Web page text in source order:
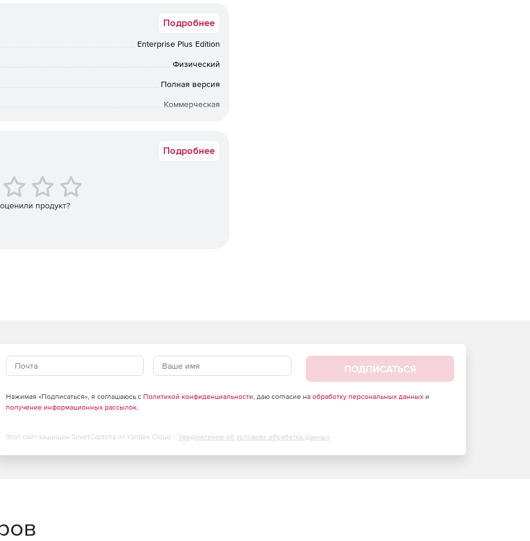
Manager Base Edition.
продукт который обновляет версию программы RSA
Authentication Manager Enterprise Edition.С помощью
затем обрабатываются администраторами,
двухфакторной аутентификации
поддерживаемых решений VPN, беспроводных сетей,
Подробнее
Enterprise Plus Edition
Физический
Полная версия
Коммерческая
Подробнее
продукт?
ПОДПИСАТЬСЯ
Нажимая «Подписаться», я соглашаюсь с Политикой конфиденциальности, даю согласие на обработку персональных данныхи
получение информационных рассылок.
Этот сайт защищен SmartCaptcha от Yandex Cloud - Уведомление об условиях обработки данных